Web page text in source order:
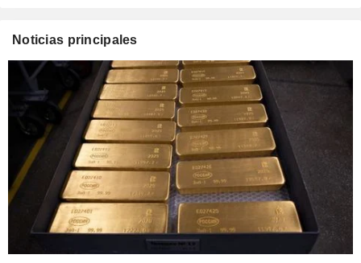
Noticias principales